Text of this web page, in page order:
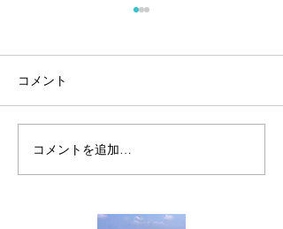
🌀台風対策は済みました
か？🌀
コメント
コメントを追加…